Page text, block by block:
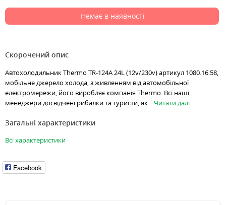
Немає в наявності
Скорочений опис
Автохолодильник Thermo TR-124A 24L (12v/230v) артикул 1080.16.58,
мобільне джерело холода, з живленням від автомобільної
електромережи, його виробляє компанія Thermo. Всі наші
менеджери досвідчені рибалки та туристи, як... Читати далі...
Загальні характеристики
Всі характеристики
Facebook